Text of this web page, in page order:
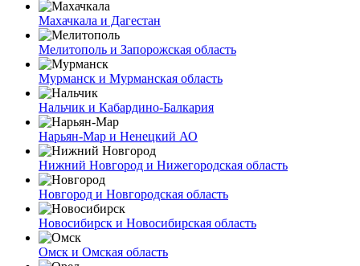
Махачкала и Дагестан
Мелитополь и Запорожская область
Мурманск и Мурманская область
Нальчик и Кабардино-Балкария
Нарьян-Мар и Ненецкий АО
Нижний Новгород и Нижегородская область
Новгород и Новгородская область
Новосибирск и Новосибирская область
Омск и Омская область